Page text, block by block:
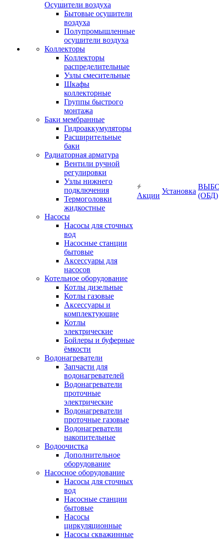
Осушители воздуха
Бытовые осушители
воздуха
Полупромышленные
осушители воздуха
Коллекторы
Коллекторы
распределительные
Узлы смесительные
Шкафы
коллекторные
Группы быстрого
монтажа
Баки мембранные
Гидроаккумуляторы
Расширительные
баки
Радиаторная арматура
Вентили ручной
регулировки
Узлы нижнего
подключения
Термоголовки
жидкостные
Насосы
Насосы для сточных
вод
Насосные станции
бытовые
Аксессуары для
насосов
Котельное оборудование
Котлы дизельные
Котлы газовые
Аксессуары и
комплектующие
Котлы
электрические
Бойлеры и буферные
ёмкости
Водонагреватели
Запчасти для
водонагревателей
Водонагреватели
проточные
электрические
Водонагреватели
проточные газовые
Водонагреватели
накопительные
Водоочистка
Дополнительное
оборудование
Насосное оборудование
Насосы для сточных
вод
Насосные станции
бытовые
Насосы
циркуляционные
Насосы скважинные
Акции
Установка
(ОБД)